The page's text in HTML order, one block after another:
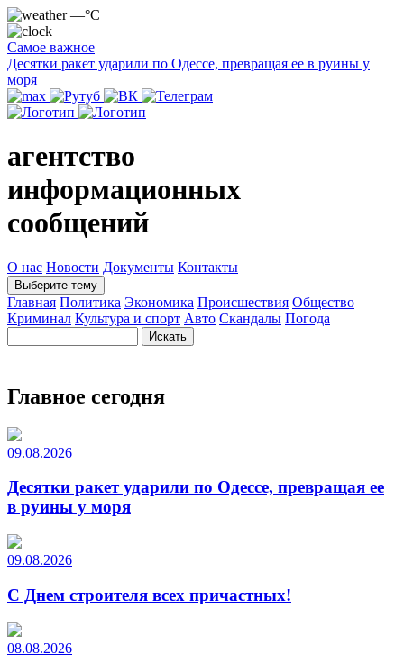
—°C
Самое важное
Десятки ракет ударили по Одессе, превращая ее в руины у
моря
агентство
информационных
сообщений
О нас Новости Документы Контакты
Выберите тему
Главная Политика Экономика Происшествия Общество
Криминал Культура и спорт Авто Скандалы Погода
Главное сегодня
09.08.2026
Десятки ракет ударили по Одессе, превращая ее
в руины у моря
09.08.2026
С Днем строителя всех причастных!
08.08.2026